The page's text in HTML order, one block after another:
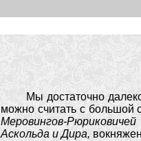
Мы достаточно далеко
можно считать с большой
Меровингов-Рюриковичей
Аскольда и Дира,